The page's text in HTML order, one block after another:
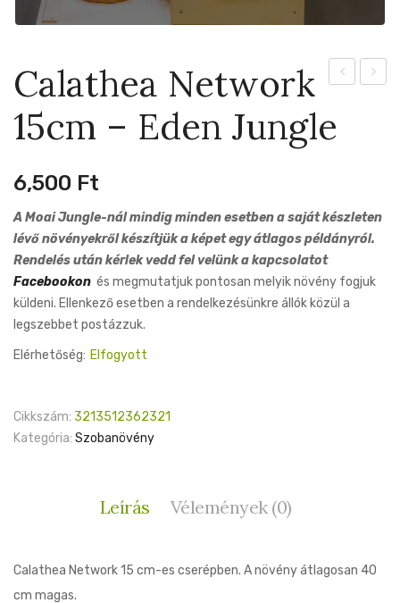
15cm
9cm
Calathea Network
15cm – Eden Jungle
6,500 Ft
A Moai Jungle-nál mindig minden esetben a saját készleten
lévő növényekről készítjük a képet egy átlagos példányról.
Rendelés után kérlek vedd fel velünk a kapcsolatot
Facebookon és megmutatjuk pontosan melyik növény fogjuk
küldeni. Ellenkező esetben a rendelkezésünkre állók közül a
legszebbet postázzuk.
Elérhetőség: Elfogyott
Cikkszám: 3213512362321
Kategória: Szobanövény
Leírás Vélemények (0)
Calathea Network 15 cm-es cserépben. A növény átlagosan 40
cm magas.